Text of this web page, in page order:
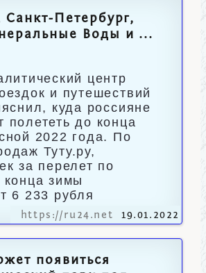
Санкт-Петербург,
Воды и ...
центр
и путешествий
куда россияне
полететь до конца
2022 года. По
Туту.ру,
за перелет по
зимы
6 233 рубля
https://ru24.net 19.01.2022
появиться